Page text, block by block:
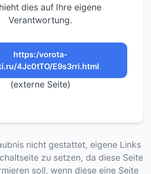
dies auf Ihre eigene
Verantwortung.
https:/vorota-
4Jc0tTO/E9s3rri.html
(externe Seite)
nicht gestattet, eigene Links
zu setzen, da diese Seite
soll, wenn diese eine Seite